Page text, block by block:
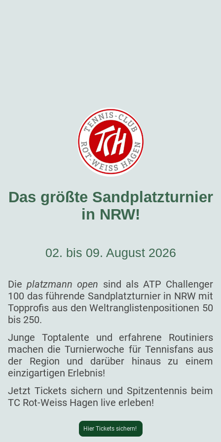
Das größte Sandplatzturnier
in NRW!
02. bis 09. August 2026
Dieplatzmann open sind als ATP Challenger
100 das führende Sandplatzturnier in NRW mit
Topprofis aus den Weltranglistenpositionen 50
bis 250.
Junge Toptalente und erfahrene Routiniers
machen die Turnierwoche für Tennisfans aus
der Region und darüber hinaus zu einem
einzigartigen Erlebnis!
Jetzt Tickets sichern und Spitzentennis beim
TC Rot-Weiss Hagen live erleben!
Hier Tickets sichern!